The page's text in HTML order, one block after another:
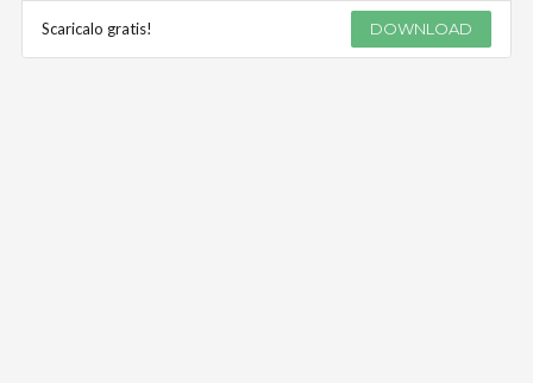
Scaricalo gratis! DOWNLOAD